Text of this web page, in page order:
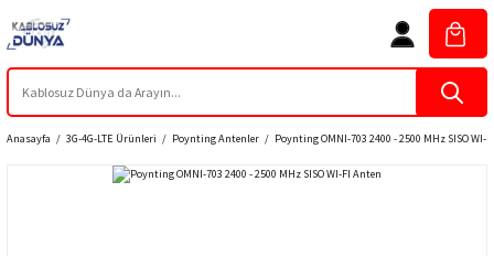
Anasayfa 3G-4G-LTE Ürünleri Poynting Antenler Poynting OMNI-703 2400 - 2500 MHz SISO WI-